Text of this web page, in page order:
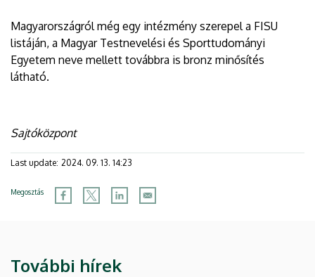
Magyarországról még egy intézmény szerepel a FISU
listáján, a Magyar Testnevelési és Sporttudományi
Egyetem neve mellett továbbra is bronz minősítés
látható.
Sajtóközpont
Last update: 2024. 09. 13. 14:23
Megosztás
További hírek